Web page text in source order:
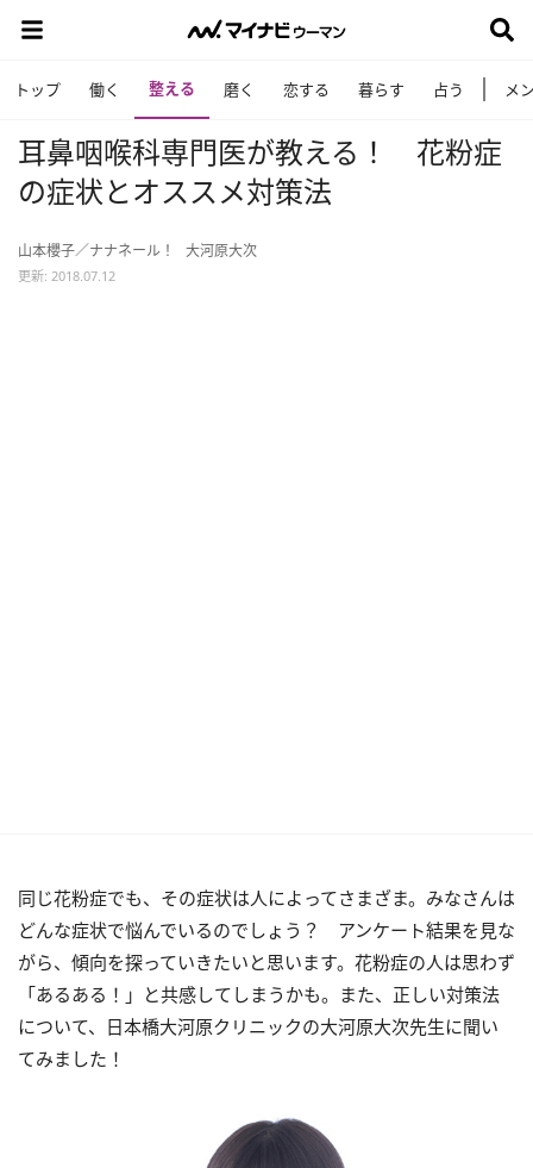
トップ 働く 整える 磨く 恋する 暮らす 占う メ
耳鼻咽喉科専門医が教える！ 花粉症
の症状とオススメ対策法
山本櫻子／ナナネール！ 大河原大次
更新: 2018.07.12
同じ花粉症でも、その症状は人によってさまざま。みなさんは
どんな症状で悩んでいるのでしょう？ アンケート結果を見な
がら、傾向を探っていきたいと思います。花粉症の人は思わず
「あるある！」と共感してしまうかも。また、正しい対策法
について、日本橋大河原クリニックの大河原大次先生に聞い
てみました！